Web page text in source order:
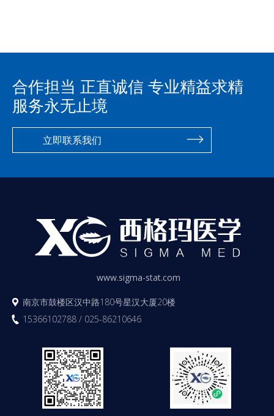
合作担当 正直诚信 专业精益求精
服务永无止境
立即联系我们
www.sigma-stat.com
南京市鼓楼区汉中路180号星汉大厦20楼
15366102788 / 025-86210646